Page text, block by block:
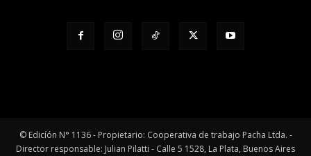
© Edicíón N° 1136 - Propietario: Cooperativa de trabajo Pacha Ltda. -
Director responsable: Julian Pilatti - Calle 5 1528, La Plata, Buenos Aires